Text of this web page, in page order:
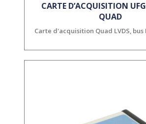
CARTE D’ACQUISITION
QUAD
Carte d'acquisition Quad LVDS, bus